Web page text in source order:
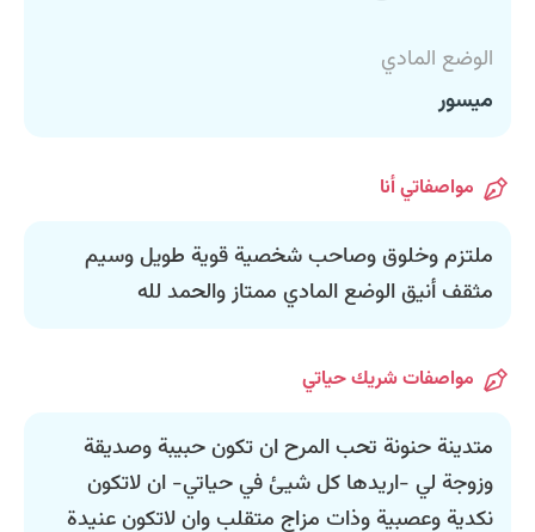
الوضع المادي
ميسور
مواصفاتي أنا
ملتزم وخلوق وصاحب شخصية قوية طويل وسيم
مثقف أنيق الوضع المادي ممتاز والحمد لله
مواصفات شريك حياتي
متدينة حنونة تحب المرح ان تكون حبيبة وصديقة
وزوجة لي -اريدها كل شيئ في حياتي- ان لاتكون
نكدية وعصبية وذات مزاج متقلب وان لاتكون عنيدة